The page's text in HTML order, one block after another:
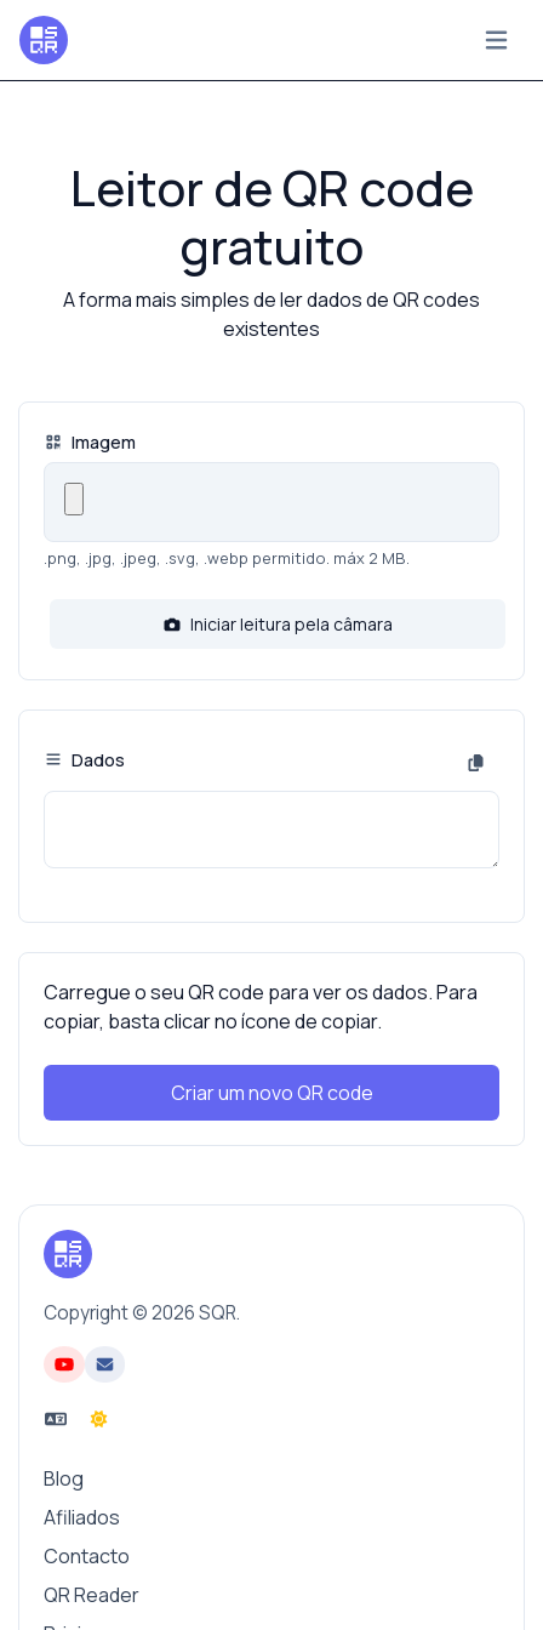
Leitor de QR code
gratuito
A forma mais simples de ler dados de QR codes
existentes
Imagem
.png, .jpg, .jpeg, .svg, .webp permitido. máx 2 MB.
Iniciar leitura pela câmara
Dados
Carregue o seu QR code para ver os dados. Para
copiar, basta clicar no ícone de copiar.
Criar um novo QR code
Copyright © 2026 SQR.
Blog
Afiliados
Contacto
QR Reader